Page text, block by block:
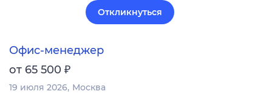
Откликнуться
Офис-менеджер
от 65 500 ₽
19 июля 2026 Москва